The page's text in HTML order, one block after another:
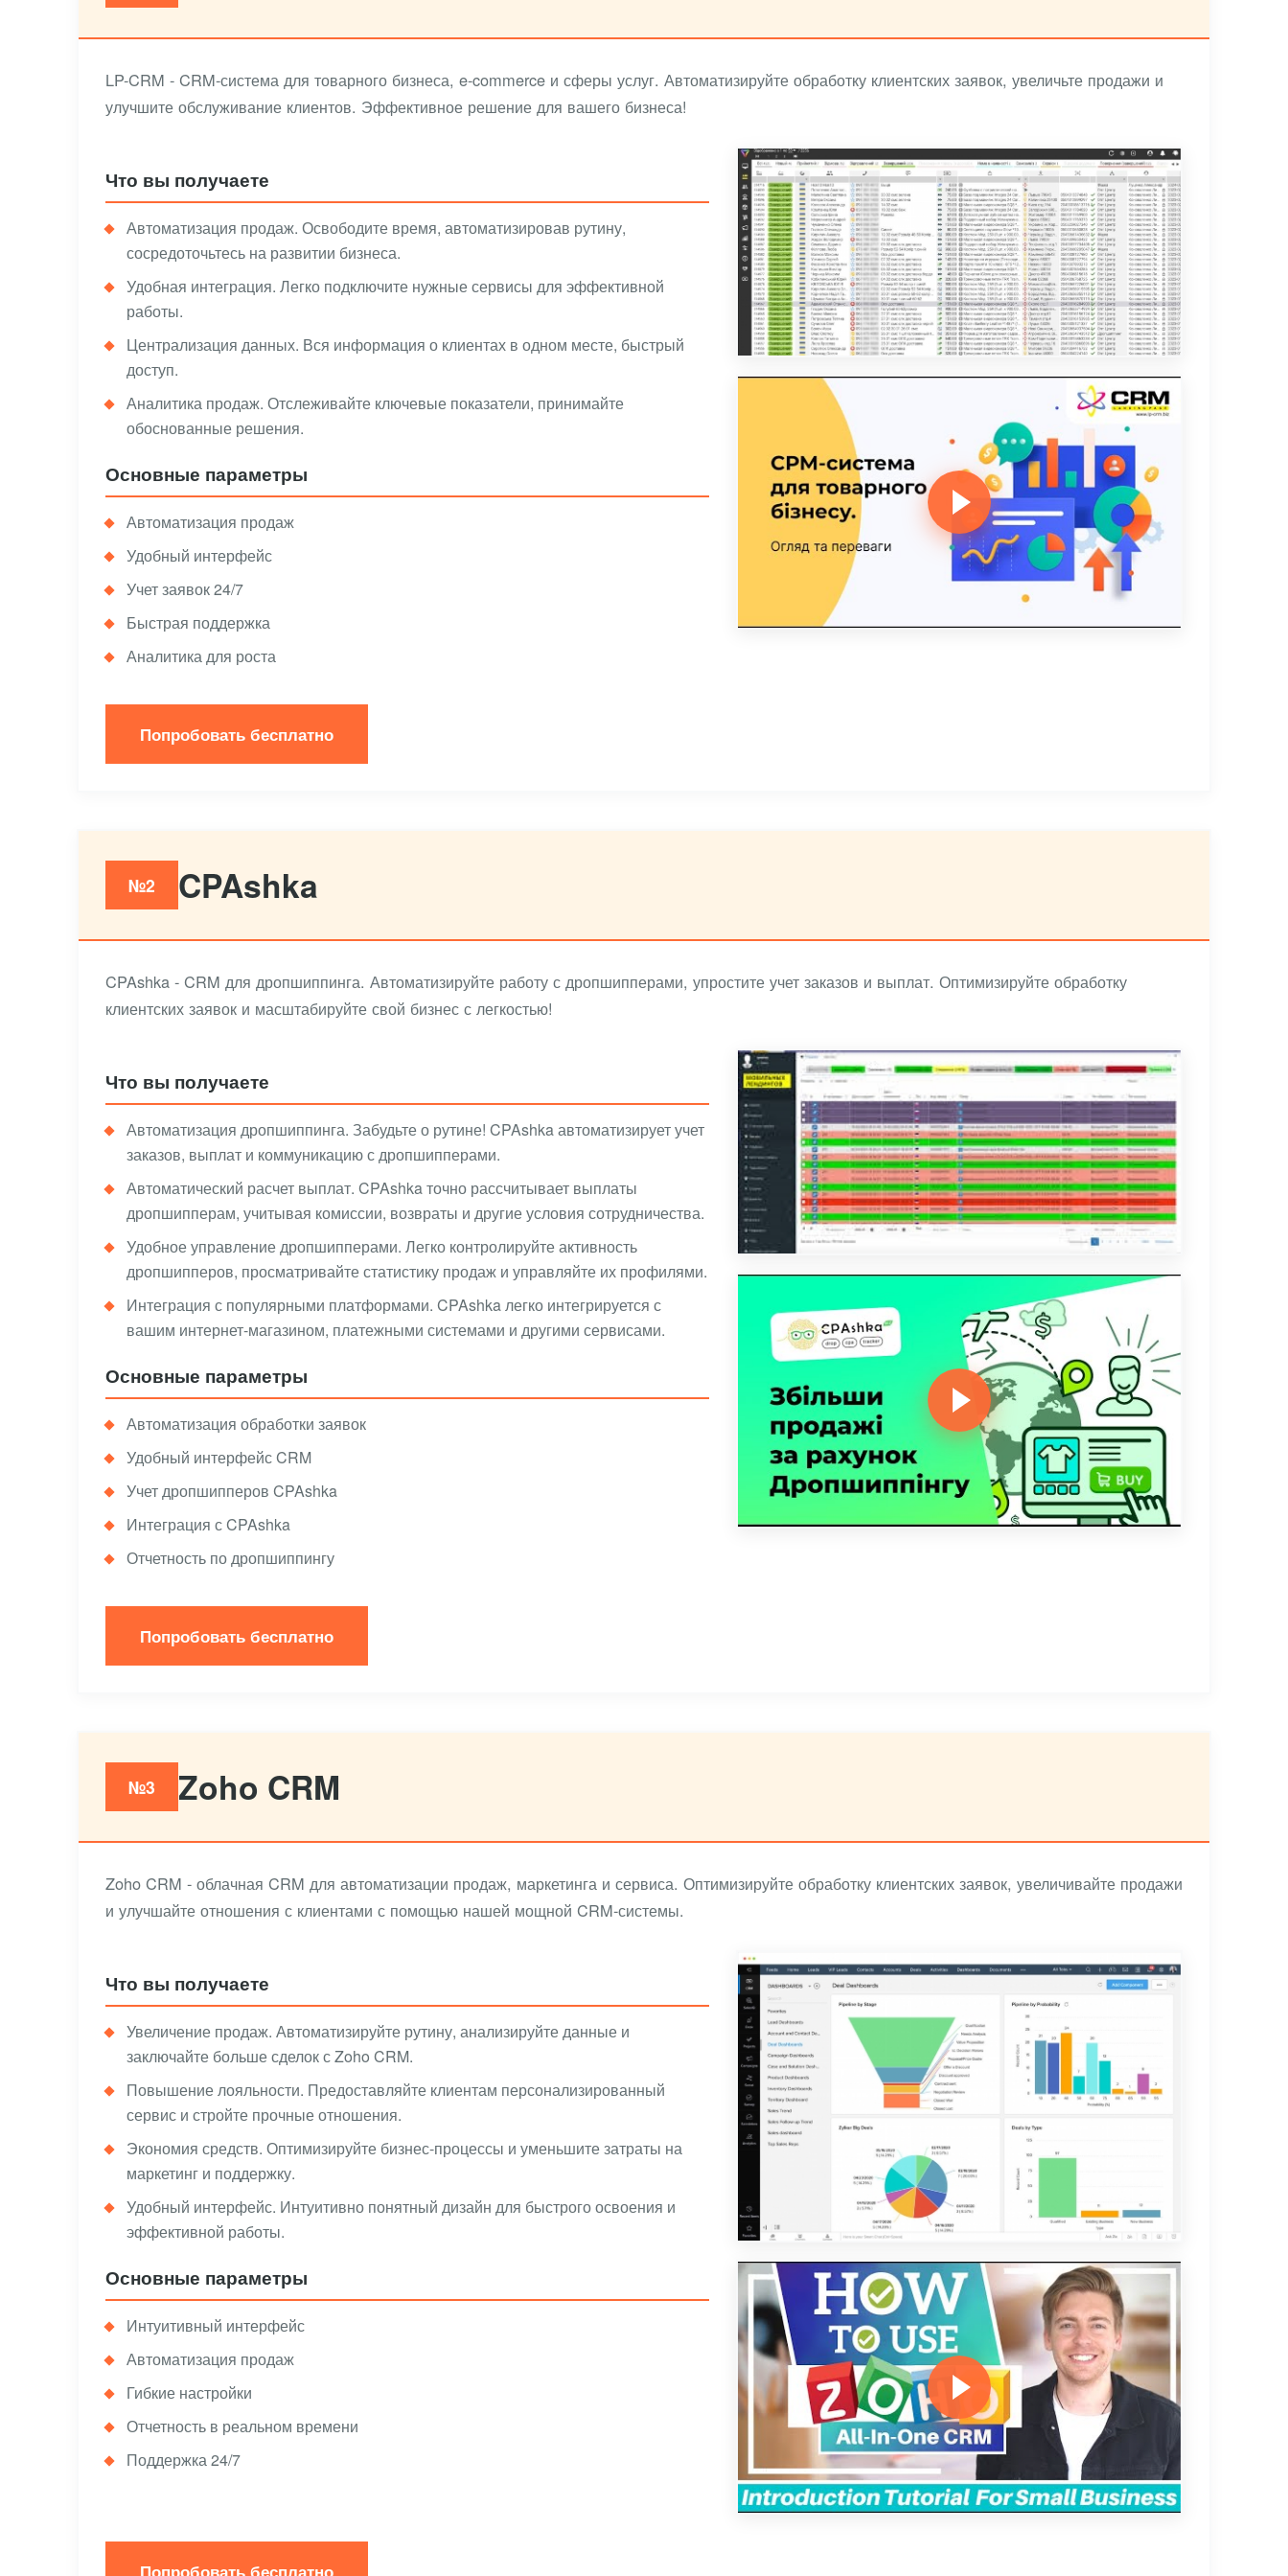
LP-CRM - CRM-система для товарного бизнеса, e-commerce и сферы услуг. Автоматизируйте обработку клиентских заявок, увеличьте продажи и
улучшите обслуживание клиентов. Эффективное решение для вашего бизнеса!
Что вы получаете
Автоматизация продаж. Освободите время, автоматизировав рутину,
сосредоточьтесь на развитии бизнеса.
Удобная интеграция. Легко подключите нужные сервисы для эффективной
работы.
Централизация данных. Вся информация о клиентах в одном месте, быстрый
доступ.
Аналитика продаж. Отслеживайте ключевые показатели, принимайте
обоснованные решения.
Основные параметры
Автоматизация продаж
Удобный интерфейс
Учет заявок 24/7
Быстрая поддержка
Аналитика для роста
Попробовать бесплатно
№2 CPAshka
CPAshka - CRM для дропшиппинга. Автоматизируйте работу с дропшипперами, упростите учет заказов и выплат. Оптимизируйте обработку
клиентских заявок и масштабируйте свой бизнес с легкостью!
Что вы получаете
Автоматизация дропшиппинга. Забудьте о рутине! CPAshka автоматизирует учет
заказов, выплат и коммуникацию с дропшипперами.
Автоматический расчет выплат. CPAshka точно рассчитывает выплаты
дропшипперам, учитывая комиссии, возвраты и другие условия сотрудничества.
Удобное управление дропшипперами. Легко контролируйте активность
дропшипперов, просматривайте статистику продаж и управляйте их профилями.
Интеграция с популярными платформами. CPAshka легко интегрируется с
вашим интернет-магазином, платежными системами и другими сервисами.
Основные параметры
Автоматизация обработки заявок
Удобный интерфейс CRM
Учет дропшипперов CPAshka
Интеграция с CPAshka
Отчетность по дропшиппингу
Попробовать бесплатно
№3 Zoho CRM
Zoho CRM - облачная CRM для автоматизации продаж, маркетинга и сервиса. Оптимизируйте обработку клиентских заявок, увеличивайте продажи
и улучшайте отношения с клиентами с помощью нашей мощной CRM-системы.
Что вы получаете
Увеличение продаж. Автоматизируйте рутину, анализируйте данные и
заключайте больше сделок с Zoho CRM.
Повышение лояльности. Предоставляйте клиентам персонализированный
сервис и стройте прочные отношения.
Экономия средств. Оптимизируйте бизнес-процессы и уменьшите затраты на
маркетинг и поддержку.
Удобный интерфейс. Интуитивно понятный дизайн для быстрого освоения и
эффективной работы.
Основные параметры
Интуитивный интерфейс
Автоматизация продаж
Гибкие настройки
Отчетность в реальном времени
Поддержка 24/7
Попробовать бесплатно